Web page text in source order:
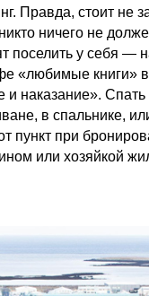
Правда, стоит не
ничего не
поселить у себя —
«любимые книги»
и наказание». Спать
в спальнике,
пункт при
или хозяйкой